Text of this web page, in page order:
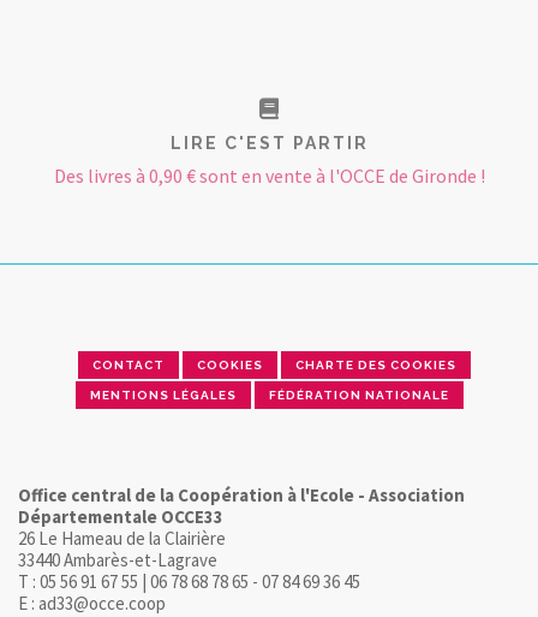
LIRE C'EST PARTIR
Des livres à 0,90 € sont en vente à l'OCCE de Gironde !
CONTACT COOKIES CHARTE DES COOKIES
MENTIONS LÉGALES FÉDÉRATION NATIONALE
Office central de la Coopération à l'Ecole - Association
Départementale OCCE33
26 Le Hameau de la Clairière
33440 Ambarès-et-Lagrave
T : 05 56 91 67 55 | 06 78 68 78 65 - 07 84 69 36 45
E : ad33@occe.coop